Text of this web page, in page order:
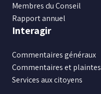
Membres du Conseil
Rapport annuel
Interagir
Commentaires généraux
Commentaires et plaintes
Services aux citoyens